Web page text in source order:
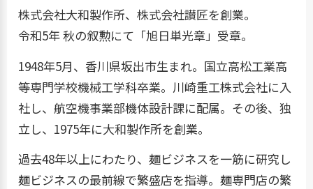
株式会社大和製作所、株式会社讃匠を創業。
令和5年 秋の叙勲にて「旭日単光章」受章。
1948年5月、香川県坂出市生まれ。国立高松工業高
等専門学校機械工学科卒業。川崎重工株式会社に入
社し、航空機事業部機体設計課に配属。その後、独
立し、1975年に大和製作所を創業。
過去48年以上にわたり、麺ビジネスを一筋に研究し
麺ビジネスの最前線で繁盛店を指導。麺専門店の繁